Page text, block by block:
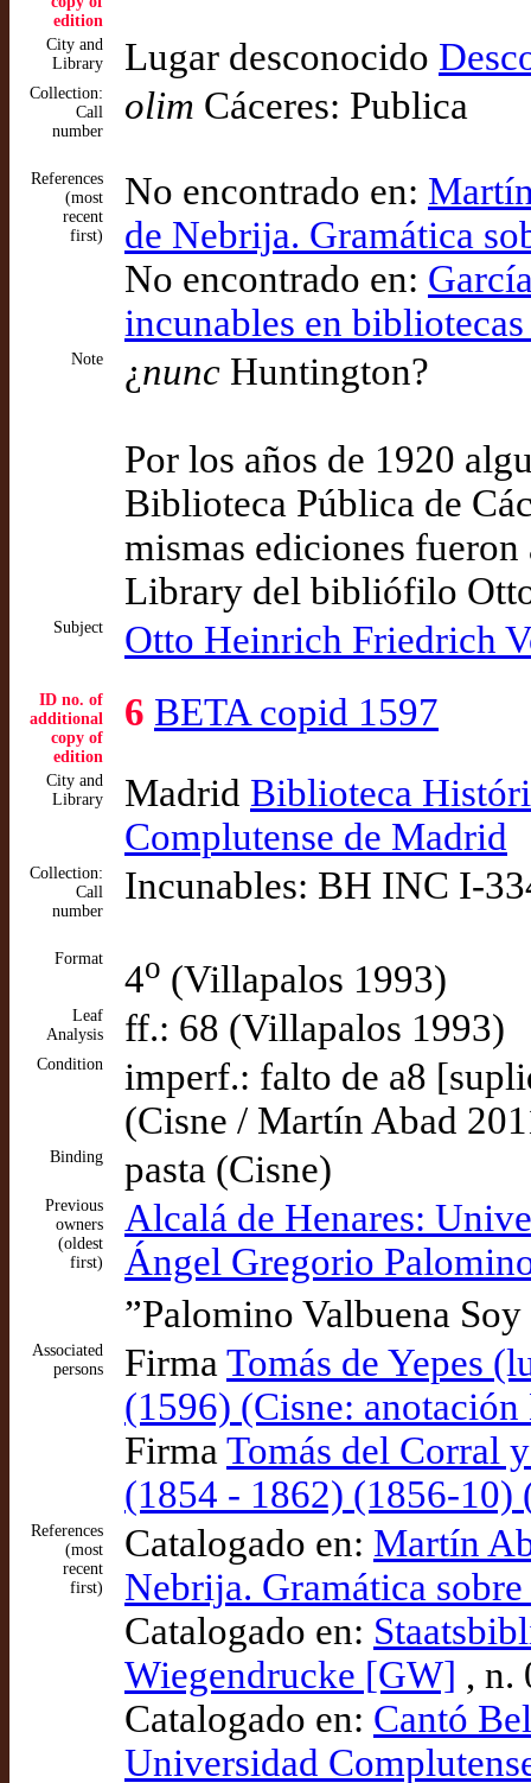
edition
City and
Library
Lugar desconocido
Collection:
Call
number
olim Cáceres: Publica
References
(most
recent
first)
No encontrado en:
de Nebrija. Gramática
No encontrado en:
incunables en
Note ¿nunc Huntington?
Por los años de 1920
Biblioteca Pública de
mismas ediciones
Library del bibliófilo
Subject Otto Heinrich Friedrich
ID no. of
additional
copy of
edition
6 BETA copid 1597
City and
Library
Madrid Biblioteca
Complutense de Madrid
Collection:
Call
number
Incunables: BH INC I-
Format 4o (Villapalos 1993)
Leaf
Analysis
ff.: 68 (Villapalos 1993)
Condition
imperf.: falto de a8
(Cisne / Martín Abad
Binding pasta (Cisne)
Previous
owners
(oldest
first)
Alcalá de Henares:
Ángel Gregorio
”Palomino Valbuena
Associated
persons
Firma Tomás de Yepes
(1596) (Cisne: anotación
Firma Tomás del Corral
(1854 - 1862) (1856-10)
References
(most
recent
first)
Catalogado en: Martín
Nebrija. Gramática
Catalogado en:
Wiegendrucke [GW] , n.
Catalogado en: Cantó
Universidad